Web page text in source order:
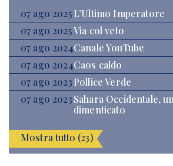
07 ago 2025 L’Ultimo Imperatore
07 ago 2025Via col veto
07 ago 2024Canale YouTube
07 ago 2024Caos caldo
07 ago 2023Pollice Verde
07 ago 2023Sahara Occidentale,
dimenticato
Mostra tutto (23)